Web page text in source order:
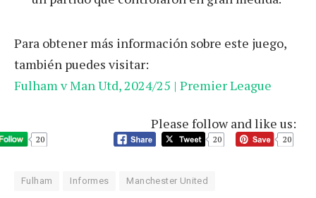
Para obtener más información sobre este juego,
también puedes visitar:
Fulham v Man Utd, 2024/25 | Premier League
Please follow and like us:
20 20 20
Fulham Informes Manchester United